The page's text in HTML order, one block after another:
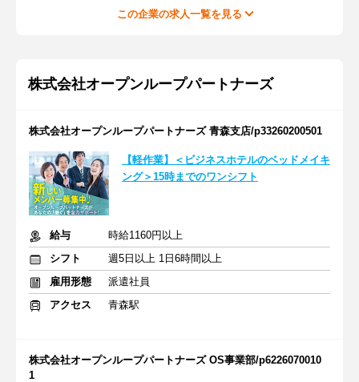
この企業の求人一覧を見る
株式会社オープンループパートナーズ
株式会社オープンループパートナーズ 青森支店/p33260200501
【軽作業】＜ビジネスホテルのベッドメイキ
ング＞15時までのワンシフト
給与
時給1160円以上
シフト
週5日以上 1日6時間以上
雇用形態
派遣社員
アクセス
青森駅
株式会社オープンループパートナーズ OS事業部/p6226070010
1